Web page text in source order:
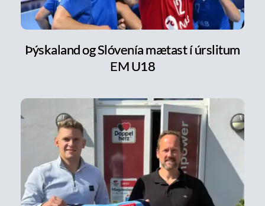
Þýskaland og Slóvenía mætast í úrslitum
EM U18